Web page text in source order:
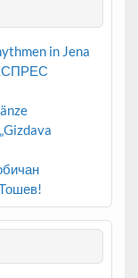
in Jena